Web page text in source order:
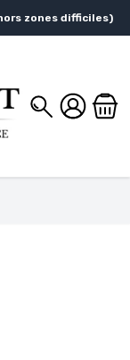
zones difficiles)
Chercher